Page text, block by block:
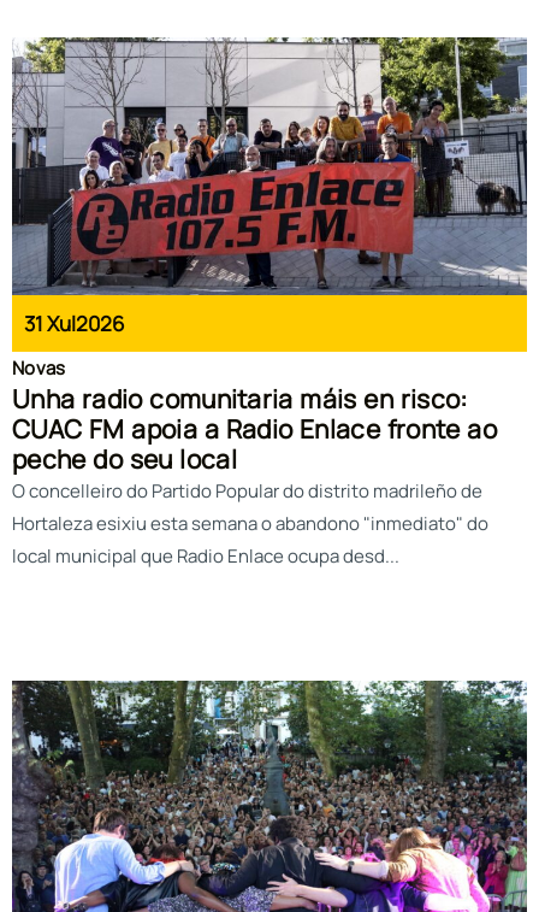
31 Xul2026
Novas
Unha radio comunitaria máis en risco:
CUAC FM apoia a Radio Enlace fronte ao
peche do seu local
O concelleiro do Partido Popular do distrito madrileño de
Hortaleza esixiu esta semana o abandono "inmediato" do
local municipal que Radio Enlace ocupa desd...